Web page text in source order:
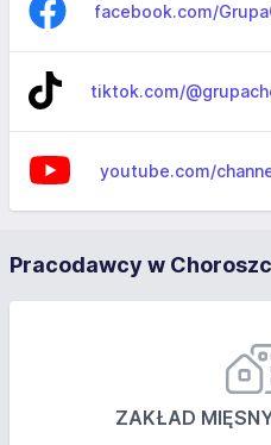
facebook.com/
tiktok.com/
Pracodawcy w
ZAKŁAD